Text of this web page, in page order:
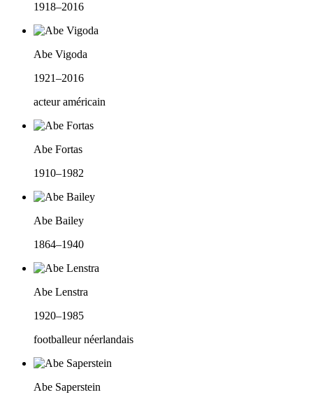
1918–2016
Abe Vigoda
1921–2016
acteur américain
Abe Fortas
1910–1982
Abe Bailey
1864–1940
Abe Lenstra
1920–1985
footballeur néerlandais
Abe Saperstein